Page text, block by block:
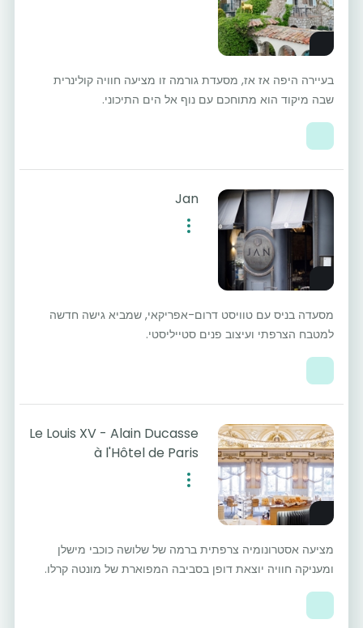
בעיירה היפה אז אז, מסעדת גורמה זו מציעה חוויה קולינרית
שבה מיקוד הוא מתוחכם עם נוף אל הים התיכוני.
Jan
מסעדה בניס עם טוויסט דרום-אפריקאי, שמביא גישה חדשה
למטבח הצרפתי ועיצוב פנים סטייליסטי.
Le Louis XV - Alain Ducasse
à l'Hôtel de Paris
מציעה אסטרונומיה צרפתית ברמה של שלושה כוכבי מישלן
ומעניקה חוויה יוצאת דופן בסביבה המפוארת של מונטה קרלו.